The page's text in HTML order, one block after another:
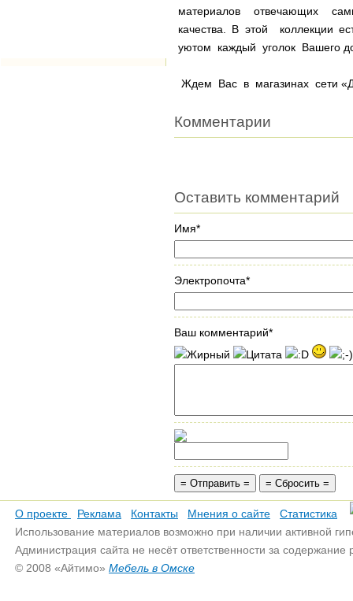
материалов отвечающих
качества. В этой коллекции
уютом каждый уголок Вашего
Ждем Вас в магазинах сети
Комментарии
Оставить комментарий
Имя*
Электропочта*
Ваш комментарий*
О проекте Реклама Контакты Мнения о сайте
Статистика
Использование материалов возможно при наличии активной
Администрация сайта не несёт ответственности за
© 2008 «Айтимо» Мебель в Омске